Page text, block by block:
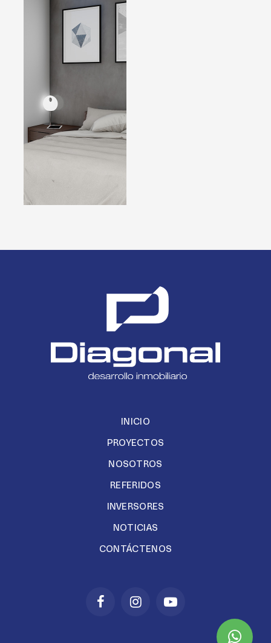
INICIO
PROYECTOS
NOSOTROS
REFERIDOS
INVERSORES
NOTICIAS
CONTÁCTENOS